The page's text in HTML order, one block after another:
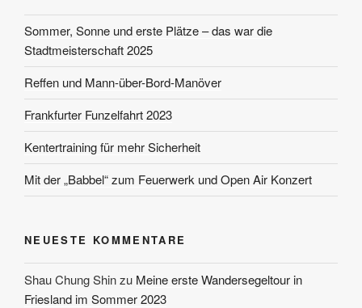
Sommer, Sonne und erste Plätze – das war die
Stadtmeisterschaft 2025
Reffen und Mann-über-Bord-Manöver
Frankfurter Funzelfahrt 2023
Kentertraining für mehr Sicherheit
Mit der „Babbel“ zum Feuerwerk und Open Air Konzert
NEUESTE KOMMENTARE
Shau Chung Shinzu Meine erste Wandersegeltour in
Friesland im Sommer 2023